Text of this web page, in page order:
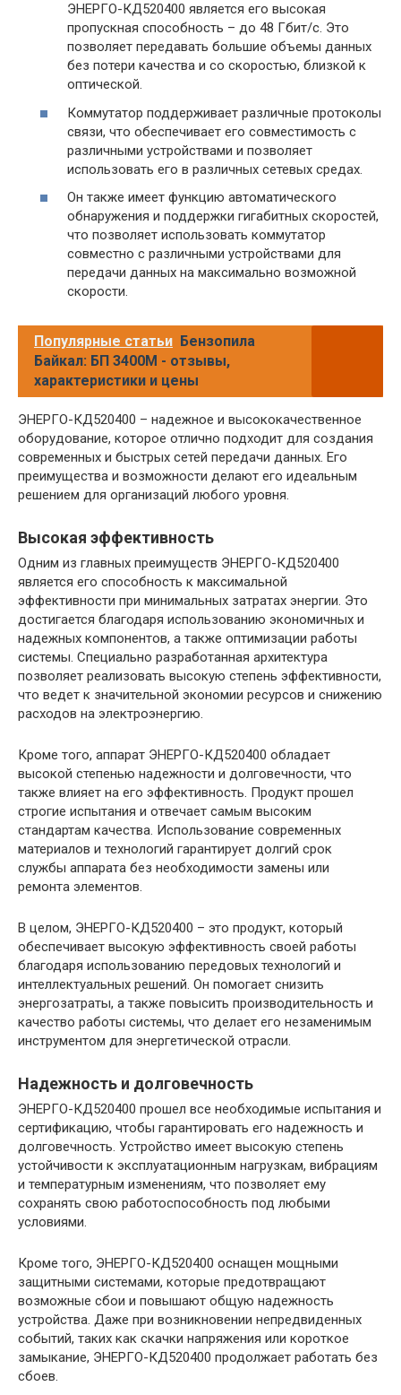
ЭНЕРГО-КД520400 является его высокая
пропускная способность – до 48 Гбит/с. Это
позволяет передавать большие объемы данных
без потери качества и со скоростью, близкой к
оптической.
Коммутатор поддерживает различные протоколы
связи, что обеспечивает его совместимость с
различными устройствами и позволяет
использовать его в различных сетевых средах.
Он также имеет функцию автоматического
обнаружения и поддержки гигабитных скоростей,
что позволяет использовать коммутатор
совместно с различными устройствами для
передачи данных на максимально возможной
скорости.
Популярные статьи Бензопила
Байкал: БП 3400М - отзывы,
характеристики и цены
ЭНЕРГО-КД520400 – надежное и высококачественное
оборудование, которое отлично подходит для создания
современных и быстрых сетей передачи данных. Его
преимущества и возможности делают его идеальным
решением для организаций любого уровня.
Высокая эффективность
Одним из главных преимуществ ЭНЕРГО-КД520400
является его способность к максимальной
эффективности при минимальных затратах энергии. Это
достигается благодаря использованию экономичных и
надежных компонентов, а также оптимизации работы
системы. Специально разработанная архитектура
позволяет реализовать высокую степень эффективности,
что ведет к значительной экономии ресурсов и снижению
расходов на электроэнергию.
Кроме того, аппарат ЭНЕРГО-КД520400 обладает
высокой степенью надежности и долговечности, что
также влияет на его эффективность. Продукт прошел
строгие испытания и отвечает самым высоким
стандартам качества. Использование современных
материалов и технологий гарантирует долгий срок
службы аппарата без необходимости замены или
ремонта элементов.
В целом, ЭНЕРГО-КД520400 – это продукт, который
обеспечивает высокую эффективность своей работы
благодаря использованию передовых технологий и
интеллектуальных решений. Он помогает снизить
энергозатраты, а также повысить производительность и
качество работы системы, что делает его незаменимым
инструментом для энергетической отрасли.
Надежность и долговечность
ЭНЕРГО-КД520400 прошел все необходимые испытания и
сертификацию, чтобы гарантировать его надежность и
долговечность. Устройство имеет высокую степень
устойчивости к эксплуатационным нагрузкам, вибрациям
и температурным изменениям, что позволяет ему
сохранять свою работоспособность под любыми
условиями.
Кроме того, ЭНЕРГО-КД520400 оснащен мощными
защитными системами, которые предотвращают
возможные сбои и повышают общую надежность
устройства. Даже при возникновении непредвиденных
событий, таких как скачки напряжения или короткое
замыкание, ЭНЕРГО-КД520400 продолжает работать без
сбоев.